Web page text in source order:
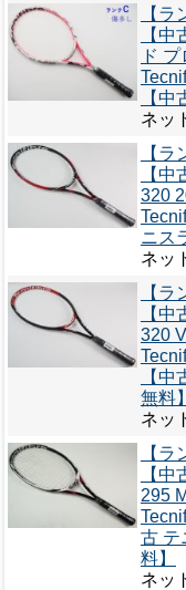
【ラ
【
ド
【
ネッ
【ラ
【
320
ニス
ネッ
【ラ
【
320
【
無料】
ネッ
【ラ
【
295
古 テ
料】
ネッ